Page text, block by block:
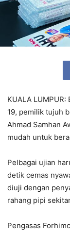
KUALA
19, pemilik tujuh
Ahmad Samhan
mudah untuk
Pelbagai ujian
detik cemas
diuji dengan
rahang pipi
Pengasas